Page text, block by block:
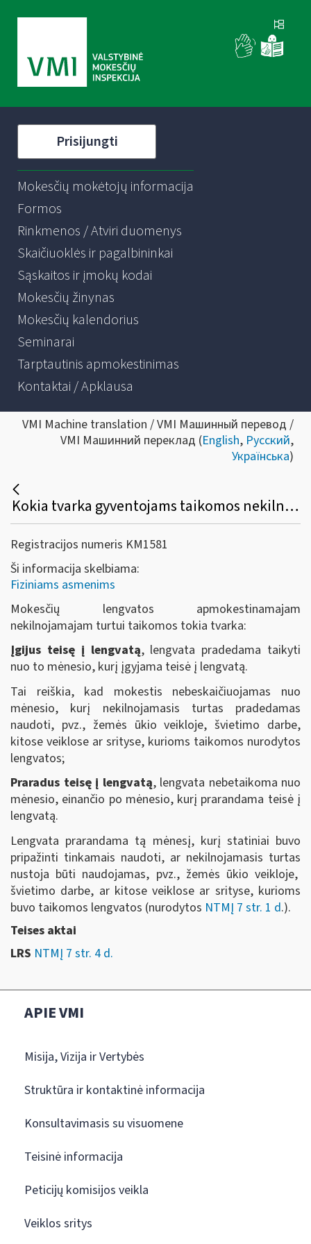
Prisijungti
Mokesčių mokėtojų informacija
Formos
Rinkmenos / Atviri duomenys
Skaičiuoklės ir pagalbininkai
Sąskaitos ir įmokų kodai
Mokesčių žinynas
Mokesčių kalendorius
Seminarai
Tarptautinis apmokestinimas
Kontaktai / Apklausa
VMI Machine translation / VMI Машинный перевод /
VMI Машинний переклад (English, Русский,
Українська)
Kokia tvarka gyventojams taikomos nekilnojamojo turto mokesčio lengvatos?
Registracijos numeris KM1581
Ši informacija skelbiama:
Fiziniams asmenims
Mokesčių lengvatos apmokestinamajam
nekilnojamajam turtui taikomos tokia tvarka:
Įgijus teisę į lengvatą, lengvata pradedama taikyti
nuo to mėnesio, kurį įgyjama teisė į lengvatą.
Tai reiškia, kad mokestis nebeskaičiuojamas nuo
mėnesio, kurį nekilnojamasis turtas pradedamas
naudoti, pvz., žemės ūkio veikloje, švietimo darbe,
kitose veiklose ar srityse, kurioms taikomos nurodytos
lengvatos;
Praradus teisę į lengvatą, lengvata nebetaikoma nuo
mėnesio, einančio po mėnesio, kurį prarandama teisė į
lengvatą.
Lengvata prarandama tą mėnesį, kurį statiniai buvo
pripažinti tinkamais naudoti, ar nekilnojamasis turtas
nustoja būti naudojamas, pvz., žemės ūkio veikloje,
švietimo darbe, ar kitose veiklose ar srityse, kurioms
buvo taikomos lengvatos (nurodytos NTMĮ 7 str. 1 d.).
Teises aktai
LRS NTMĮ 7 str. 4 d.
APIE VMI
Misija, Vizija ir Vertybės
Struktūra ir kontaktinė informacija
Konsultavimasis su visuomene
Teisinė informacija
Peticijų komisijos veikla
Veiklos sritys